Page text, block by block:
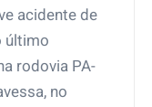
acidente de
último
rodovia PA-
no